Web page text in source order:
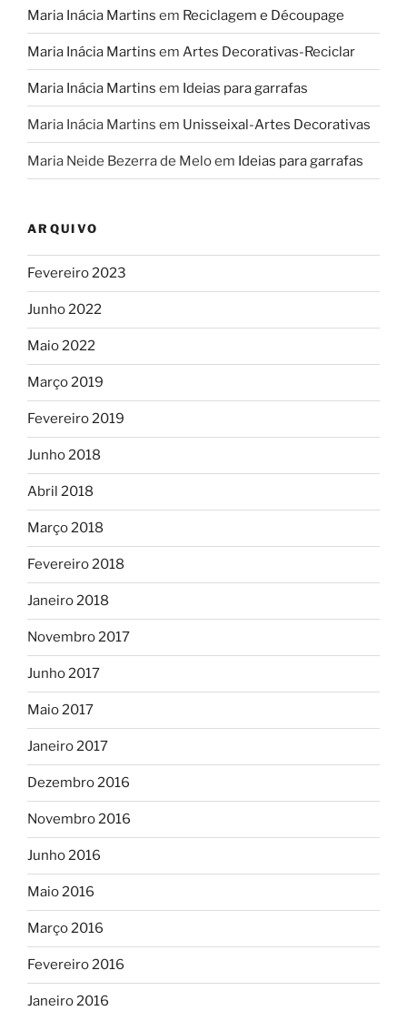
Maria Inácia Martins em Reciclagem e Découpage
Maria Inácia Martins em Artes Decorativas-Reciclar
Maria Inácia Martins em Ideias para garrafas
Maria Inácia Martins em Unisseixal-Artes Decorativas
Maria Neide Bezerra de Meloem Ideias para garrafas
ARQUIVO
Fevereiro 2023
Junho 2022
Maio 2022
Março 2019
Fevereiro 2019
Junho 2018
Abril 2018
Março 2018
Fevereiro 2018
Janeiro 2018
Novembro 2017
Junho 2017
Maio 2017
Janeiro 2017
Dezembro 2016
Novembro 2016
Junho 2016
Maio 2016
Março 2016
Fevereiro 2016
Janeiro 2016